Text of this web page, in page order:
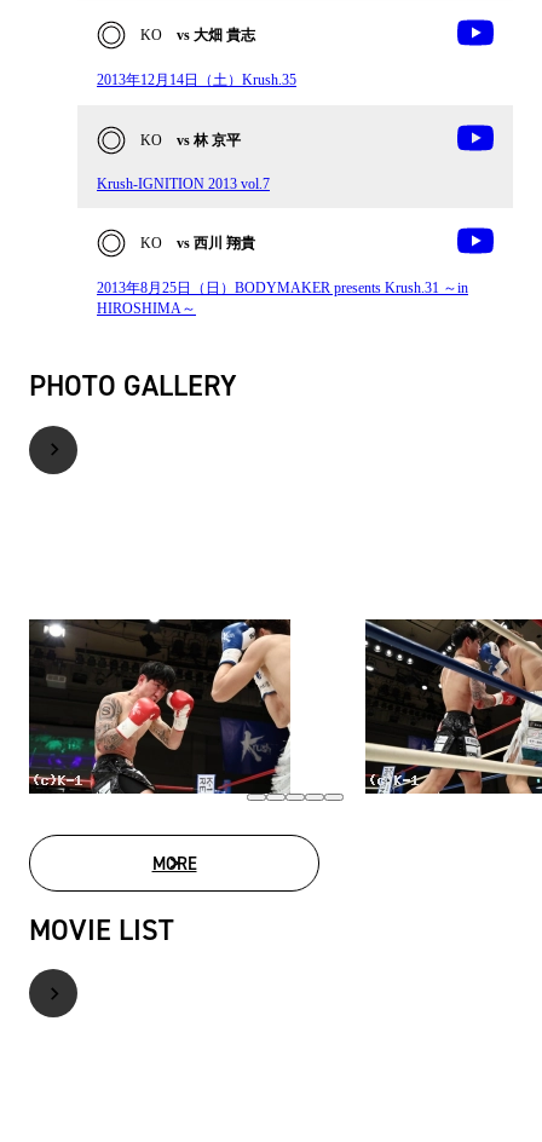
KO vs 大畑 貴志
2013年12月14日（土）Krush.35
KO vs 林 京平
Krush-IGNITION 2013 vol.7
KO vs 西川 翔貴
2013年8月25日（日）BODYMAKER presents Krush.31 ～in
HIROSHIMA～
PHOTO GALLERY
MOREPHOTO GALLERY
MOVIE LIST